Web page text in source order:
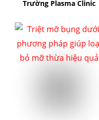
Trường Plasma Clinic